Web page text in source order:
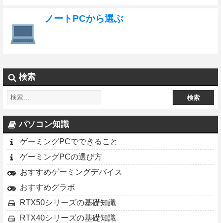
ノートPCから選ぶ
検索
パソコン知識
ゲーミングPCでできること
ゲーミングPCの選び方
おすすめゲーミングデバイス
おすすめグラボ
RTX50シリーズの基礎知識
RTX40シリーズの基礎知識